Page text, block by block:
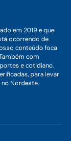
em 2019 e que
ocorrendo de
conteúdo foca
com
e cotidiano.
para levar
Nordeste.